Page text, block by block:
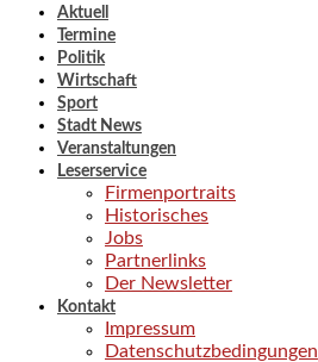
Aktuell
Termine
Politik
Wirtschaft
Sport
Stadt News
Veranstaltungen
Leserservice
Firmenportraits
Historisches
Jobs
Partnerlinks
Der Newsletter
Kontakt
Impressum
Datenschutzbedingungen